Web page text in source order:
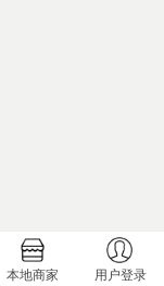
本地商家 用户登录